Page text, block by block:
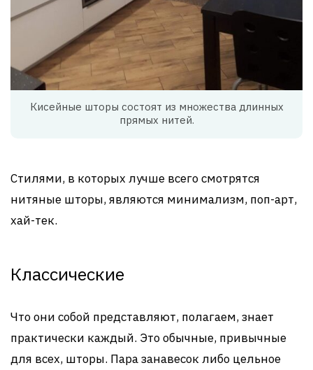
Кисейные шторы состоят из множества длинных
прямых нитей.
Стилями, в которых лучше всего смотрятся
нитяные шторы, являются минимализм, поп-арт,
хай-тек.
Классические
Что они собой представляют, полагаем, знает
практически каждый. Это обычные, привычные
для всех, шторы. Пара занавесок либо цельное